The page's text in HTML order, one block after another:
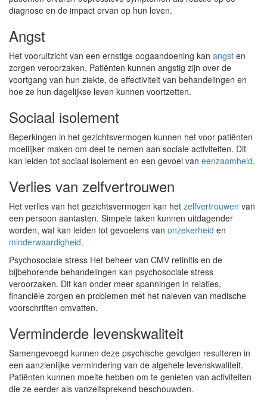
diagnose en de impact ervan op hun leven.
Angst
Het vooruitzicht van een ernstige oogaandoening kan angst en
zorgen veroorzaken. Patiënten kunnen angstig zijn over de
voortgang van hun ziekte, de effectiviteit van behandelingen en
hoe ze hun dagelijkse leven kunnen voortzetten.
Sociaal isolement
Beperkingen in het gezichtsvermogen kunnen het voor patiënten
moeilijker maken om deel te nemen aan sociale activiteiten. Dit
kan leiden tot sociaal isolement en een gevoel van eenzaamheid.
Verlies van zelfvertrouwen
Het verlies van het gezichtsvermogen kan het zelfvertrouwen van
een persoon aantasten. Simpele taken kunnen uitdagender
worden, wat kan leiden tot gevoelens van onzekerheid en
minderwaardigheid.
Psychosociale stress Het beheer van CMV retinitis en de
bijbehorende behandelingen kan psychosociale stress
veroorzaken. Dit kan onder meer spanningen in relaties,
financiële zorgen en problemen met het naleven van medische
voorschriften omvatten.
Verminderde levenskwaliteit
Samengevoegd kunnen deze psychische gevolgen resulteren in
een aanzienlijke vermindering van de algehele levenskwaliteit.
Patiënten kunnen moeite hebben om te genieten van activiteiten
die ze eerder als vanzelfsprekend beschouwden.